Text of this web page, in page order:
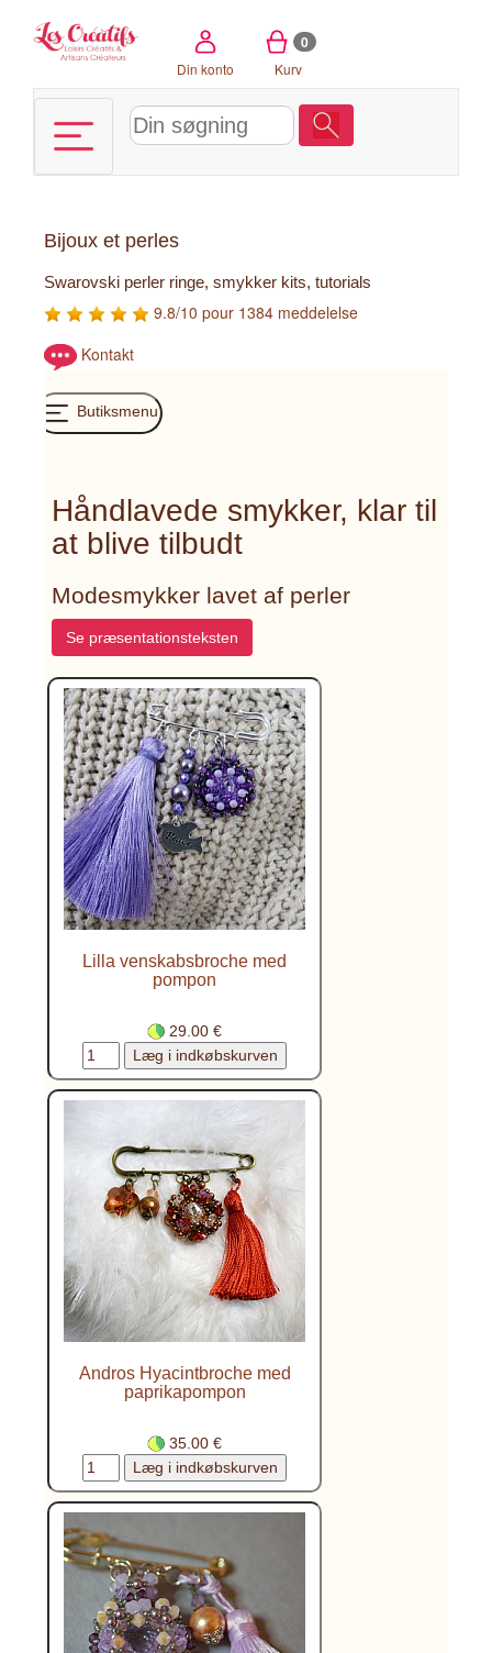
Din konto
0
Kurv
Bijoux et perles
Swarovski perler ringe, smykker kits, tutorials
9.8/10 pour 1384 meddelelse
Kontakt
Butiksmenu
Håndlavede smykker, klar til
at blive tilbudt
Modesmykker lavet af perler
Se præsentationsteksten
Lilla venskabsbroche med
pompon
29.00 €
Andros Hyacintbroche med
paprikapompon
35.00 €